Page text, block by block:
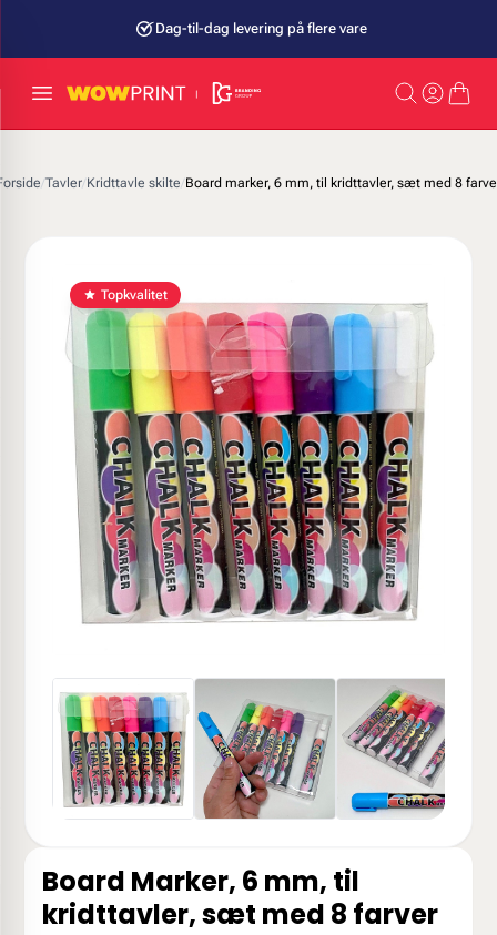
Dag-til-dag levering på flere vare
/Tavler/Kridttavle skilte/Board marker, 6 mm, til kridttavler, sæt med 8
Topkvalitet
Board Marker, 6 mm, til
kridttavler, sæt med 8 farver